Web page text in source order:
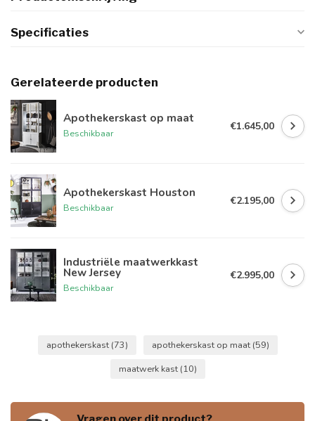
Specificaties
Gerelateerde producten
Apothekerskast op maat
Beschikbaar
€1.645,00
Apothekerskast Houston
Beschikbaar
€2.195,00
Industriële maatwerkkast
New Jersey
Beschikbaar
€2.995,00
apothekerskast (73) apothekerskast op maat (59)
maatwerk kast (10)